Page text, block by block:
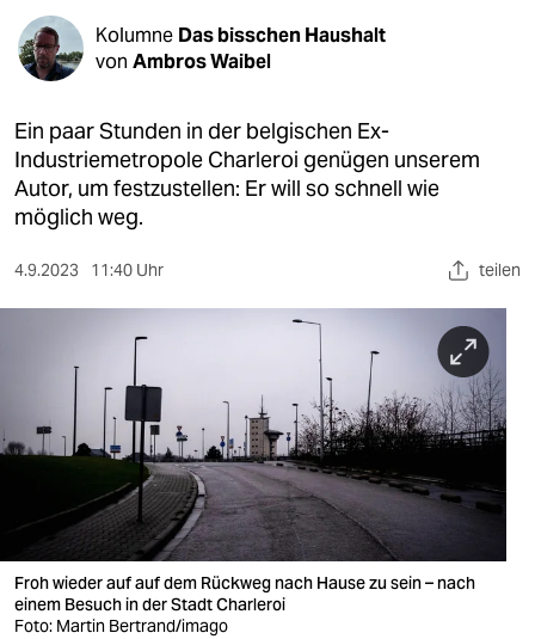
öko
gesellschaft
kultur
sport
berlin
nord
verlag
verlag
veranstaltungen
shop
fragen & hilfe
unterstützen
Kolumne Das bisschen Haushalt
von Ambros Waibel
Ein paar Stunden in der belgischen Ex-
Industriemetropole Charleroi genügen unserem
Autor, um festzustellen: Er will so schnell wie
möglich weg.
4.9.2023 11:40 Uhr teilen
Froh wieder auf auf dem Rückweg nach Hause zu sein – nach
einem Besuch in der Stadt Charleroi
Foto: Martin Bertrand/imago